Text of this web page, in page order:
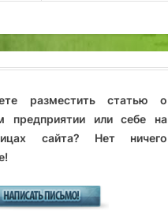
разместить статью о
предприятии или себе на
сайта? Нет ничего